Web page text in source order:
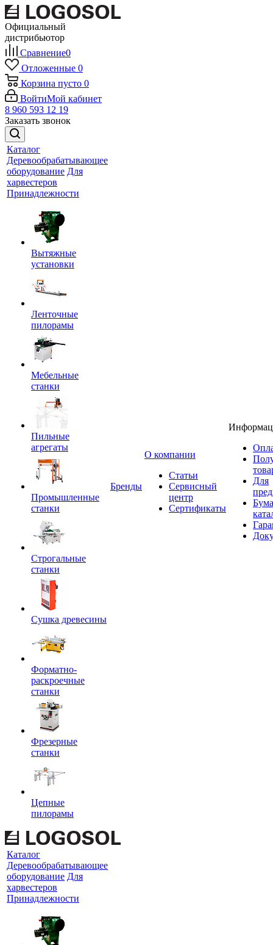
Официальный
дистрибьютор
Сравнение0
Отложенные 0
Корзина пусто 0
ВойтиМой кабинет
8 960 593 12 19
Заказать звонок
Каталог
Деревообрабатывающее
оборудование Для
харвестеров
Принадлежности
Вытяжные
установки
Ленточные
пилорамы
Мебельные
станки
Пильные
агрегаты
Промышленные
станки
Строгальные
станки
Сушка древесины
Форматно-
раскроечные
станки
Фрезерные
станки
Цепные
пилорамы
Бренды
O компании
Статьи
Сервисный
центр
Сертификаты
Для
Каталог
Деревообрабатывающее
оборудование Для
харвестеров
Принадлежности